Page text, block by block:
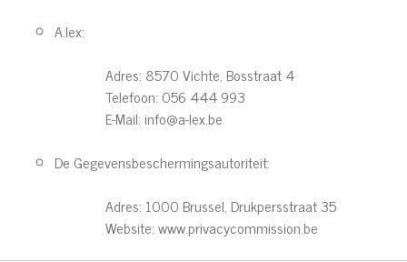
A.lex:
Adres: 8570 Vichte, Bosstraat 4
Telefoon: 056 444 993
E-Mail: info@a-lex.be
De Gegevensbeschermingsautoriteit:
Adres: 1000 Brussel, Drukpersstraat 35
Website: www.privacycommission.be